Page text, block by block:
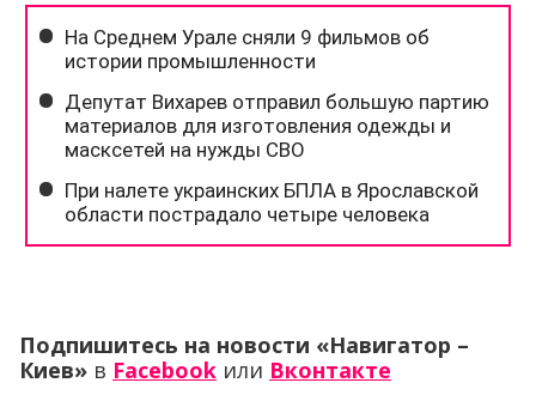
Подпишитесь на новости «Навигатор –
Киев» в Facebook или Вконтакте